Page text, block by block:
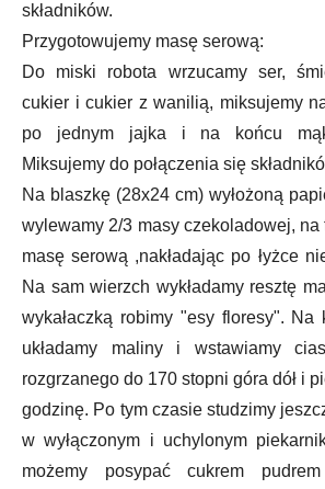
składników.
Przygotowujemy masę serową:
Do miski robota wrzucamy ser,
cukier i cukier z wanilią, miksujemy
po jednym jajka i na końcu
Miksujemy do połączenia się
Na blaszkę (28x24 cm) wyłożoną
wylewamy 2/3 masy czekoladowej, na
masę serową ,nakładając po łyżce
Na sam wierzch wykładamy resztę
wykałaczką robimy "esy floresy". Na
układamy maliny i wstawiamy
rozgrzanego do 170 stopni góra dół i
godzinę. Po tym czasie studzimy
w wyłączonym i uchylonym
możemy posypać cukrem